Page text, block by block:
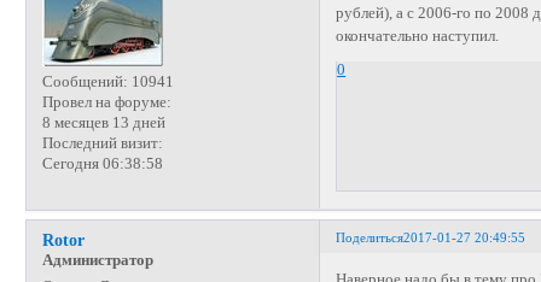
Сообщений: 10941
Провел на форуме:
8 месяцев 13 дней
Последний визит:
Сегодня 06:38:58
рублей), а с 2006-го по 2008
окончательно наступил.
0
Поделиться2017-01-27 20:49:55
Rotor
Администратор